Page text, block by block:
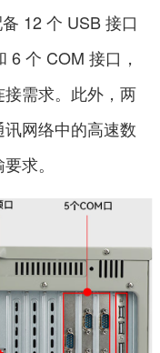
12 个 USB 接口
6 个 COM 接口，
需求。此外，两
网络中的高速数
求。